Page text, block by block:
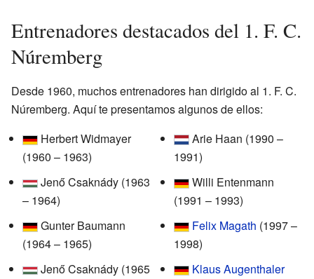
Entrenadores destacados del 1. F. C.
Núremberg
Desde 1960, muchos entrenadores han dirigido al 1. F. C.
Núremberg. Aquí te presentamos algunos de ellos:
Herbert Widmayer
(1960 – 1963)
Jenő Csaknády (1963
– 1964)
Gunter Baumann
(1964 – 1965)
Jenő Csaknády (1965
Arie Haan (1990 –
1991)
Willi Entenmann
(1991 – 1993)
Felix Magath (1997 –
1998)
Klaus Augenthaler